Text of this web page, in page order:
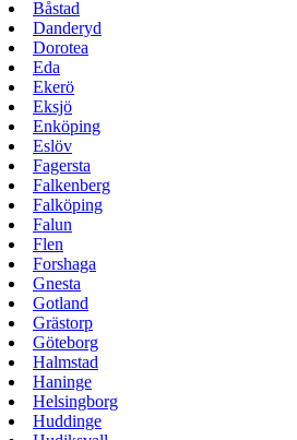
Båstad
Danderyd
Dorotea
Eda
Ekerö
Eksjö
Enköping
Eslöv
Fagersta
Falkenberg
Falköping
Falun
Flen
Forshaga
Gnesta
Gotland
Grästorp
Göteborg
Halmstad
Haninge
Helsingborg
Huddinge